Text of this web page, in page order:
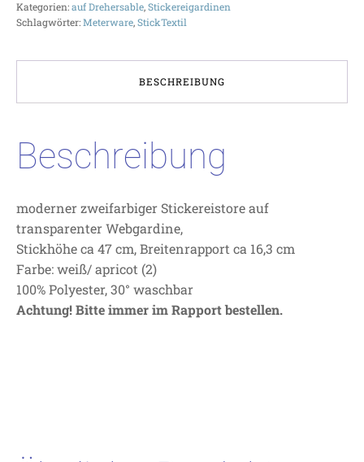
Kategorien:auf Drehersable,Stickereigardinen
Schlagwörter:Meterware,StickTextil
BESCHREIBUNG
Beschreibung
moderner zweifarbiger Stickereistore auf
transparenter Webgardine,
Stickhöhe ca 47 cm, Breitenrapport ca 16,3 cm
Farbe: weiß/ apricot (2)
100% Polyester, 30° waschbar
Achtung! Bitte immer im Rapport bestellen.